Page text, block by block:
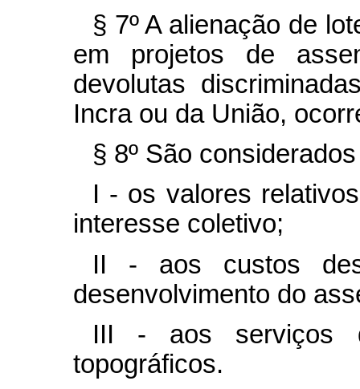
§ 7º A alienação de
em projetos de
devolutas
Incra ou da União,
§ 8º São
I - os valores
interesse coletivo;
II - aos custos
desenvolvimento do
III - aos serviços
topográficos.